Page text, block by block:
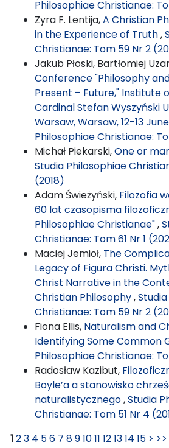
Philosophiae Christianae:
Zyra F. Lentija,A Christian
in the Experience of Truth,
Christianae: Tom 59 Nr 2
Jakub Płoski, Bartłomiej
Conference "Philosophy
Present – Future," Institute
Cardinal Stefan Wyszyński
Warsaw, Warsaw, 12-13
Philosophiae Christianae:
Michał Piekarski,One or
Studia Philosophiae
(2018)
Adam Świeżyński, Filozofia
60 lat czasopisma
Philosophiae Christianae",
Christianae: Tom 61 Nr 1
Maciej Jemioł, The
Legacy of Figura Christi.
Christ Narrative in the
Christian Philosophy,
Christianae: Tom 59 Nr 2
Fiona Ellis, Naturalism and
Identifying Some Common
Philosophiae Christianae:
Radosław Kazibut,
Boyle’a a stanowisko
naturalistycznego,Studia
Christianae: Tom 51 Nr 4
123 4 56 7 891011 121314 15 > >>